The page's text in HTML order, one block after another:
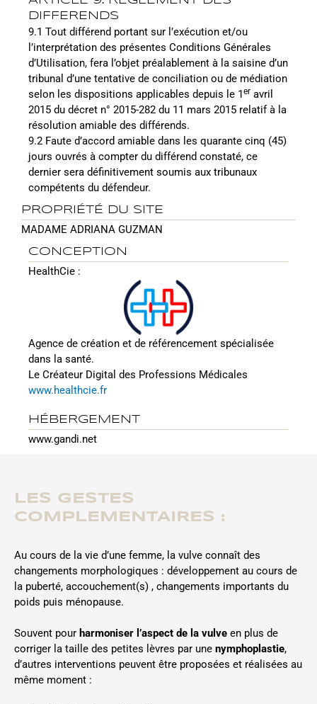
DIFFERENDS
9.1 Tout différend portant sur l’exécution et/ou
l’interprétation des présentes Conditions Générales
d’Utilisation, fera l’objet préalablement à la saisine d’un
tribunal d’une tentative de conciliation ou de médiation
selon les dispositions applicables depuis le 1 er avril
2015 du décret n° 2015-282 du 11 mars 2015 relatif à la
résolution amiable des différends.
9.2 Faute d’accord amiable dans les quarante cinq (45)
jours ouvrés à compter du différend constaté, ce
dernier sera définitivement soumis aux tribunaux
compétents du défendeur.
PROPRIÉTÉ DU SITE
MADAME ADRIANA GUZMAN
CONCEPTION
HealthCie :
Agence de création et de référencement spécialisée
dans la santé.
Le Créateur Digital des Professions Médicales
www.healthcie.fr
HÉBERGEMENT
www.gandi.net
LES GESTES
COMPLEMENTAIRES :
Au cours de la vie d’une femme, la vulve connaît des
changements morphologiques : développement au cours de
la puberté, accouchement(s) , changements importants du
poids puis ménopause.
Souvent pour harmoniser l’aspect de la vulve en plus de
corriger la taille des petites lèvres par une nymphoplastie,
d’autres interventions peuvent être proposées et réalisées au
même moment :